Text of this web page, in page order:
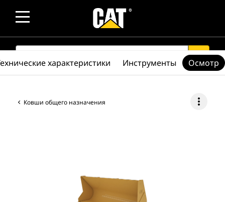
SEARCH search
Ковши общего назначения more_vert
характеристики Инструменты Осмотр